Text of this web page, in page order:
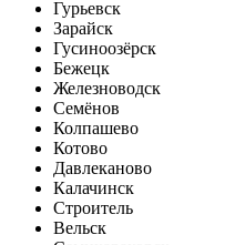
Гурьевск
Зарайск
Гусиноозёрск
Бежецк
Железноводск
Семёнов
Колпашево
Котово
Давлеканово
Калачинск
Строитель
Вельск